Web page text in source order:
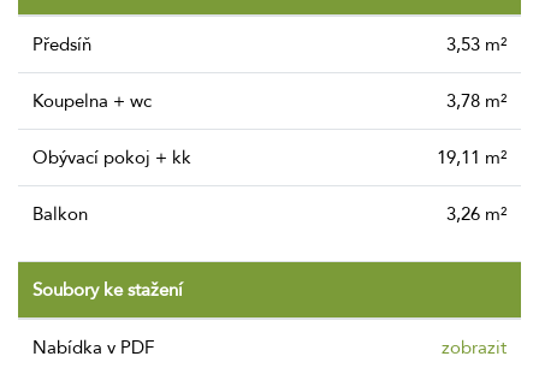
Předsíň 3,53 m²
Koupelna + wc 3,78 m²
Obývací pokoj + kk 19,11 m²
Balkon 3,26 m²
Soubory ke stažení
nabídka v PDF zobrazit